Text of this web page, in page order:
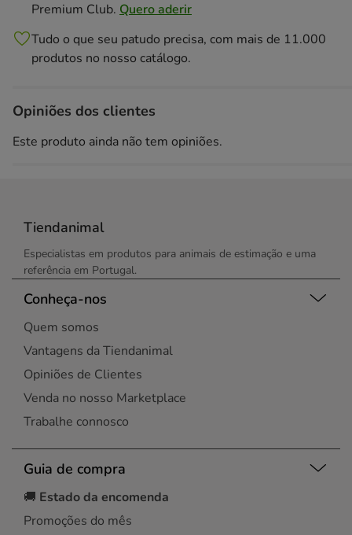
Premium Club. Quero aderir
Tudo o que seu patudo precisa, com mais de 11.000
produtos no nosso catálogo.
Opiniões dos clientes
Este produto ainda não tem opiniões.
Tiendanimal
Especialistas em produtos para animais de estimação e uma
referência em Portugal.
Conheça-nos
Quem somos
Vantagens da Tiendanimal
Opiniões de Clientes
Venda no nosso Marketplace
Trabalhe connosco
Guia de compra
🚚 Estado da encomenda
Promoções do mês